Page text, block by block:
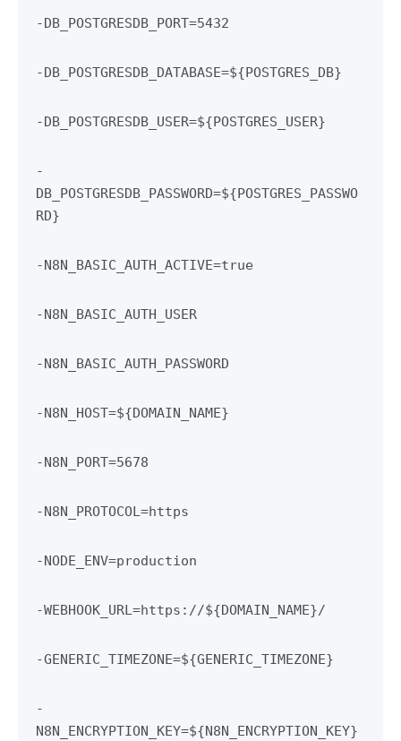
-DB_POSTGRESDB_PORT=5432
-DB_POSTGRESDB_DATABASE=${POSTGRES_DB}
-DB_POSTGRESDB_USER=${POSTGRES_USER}
-
DB_POSTGRESDB_PASSWORD=${POSTGRES_PASSWO
RD}
-N8N_BASIC_AUTH_ACTIVE=true
-N8N_BASIC_AUTH_USER
-N8N_BASIC_AUTH_PASSWORD
-N8N_HOST=${DOMAIN_NAME}
-N8N_PORT=5678
-N8N_PROTOCOL=https
-NODE_ENV=production
-WEBHOOK_URL=https://${DOMAIN_NAME}/
-GENERIC_TIMEZONE=${GENERIC_TIMEZONE}
-
N8N_ENCRYPTION_KEY=${N8N_ENCRYPTION_KEY}